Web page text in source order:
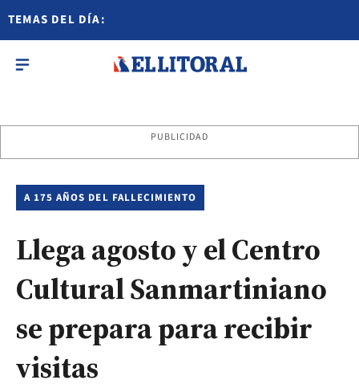
TEMAS DEL DÍA:
PUBLICIDAD
A 175 AÑOS DEL FALLECIMIENTO
Llega agosto y el Centro
Cultural Sanmartiniano
se prepara para recibir
visitas